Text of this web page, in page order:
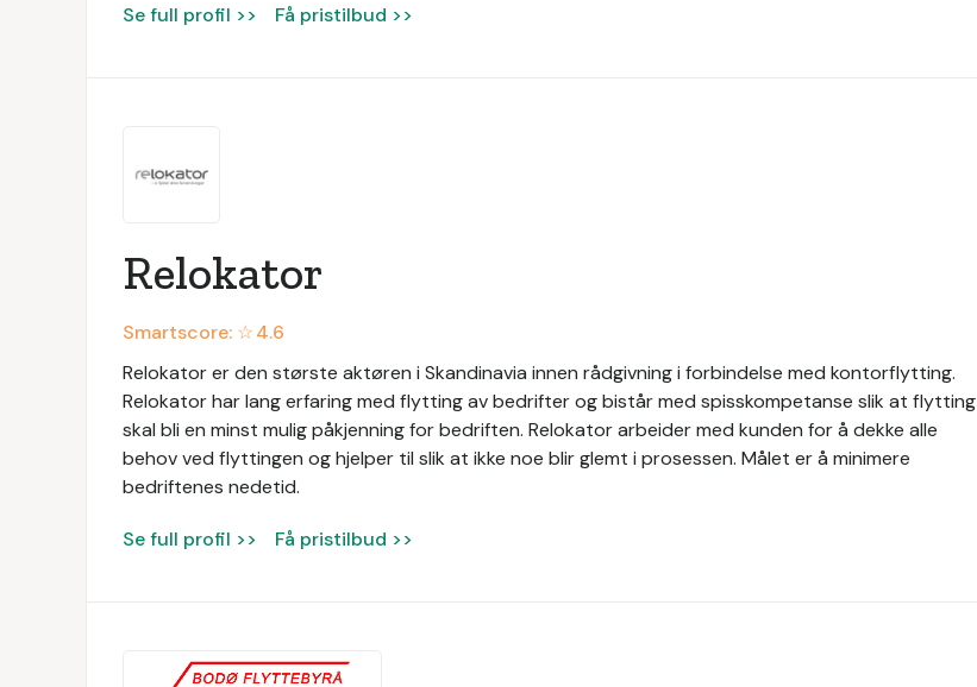
Se full profil >> Få pristilbud >>
Relokator
Smartscore: ☆4.6
Relokator er den største aktøren i Skandinavia innen rådgivning i forbindelse med kontorflytting.
Relokator har lang erfaring med flytting av bedrifter og bistår med spisskompetanse slik at flytting
skal bli en minst mulig påkjenning for bedriften. Relokator arbeider med kunden for å dekke alle
behov ved flyttingen og hjelper til slik at ikke noe blir glemt i prosessen. Målet er å minimere
bedriftenes nedetid.
Se full profil >> Få pristilbud >>